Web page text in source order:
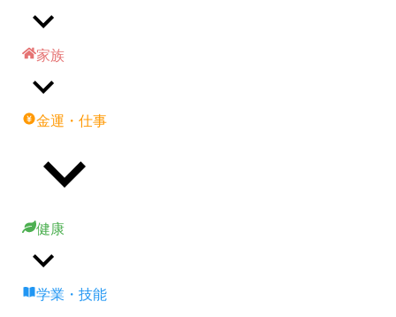
家族
金運・仕事
健康
学業・技能